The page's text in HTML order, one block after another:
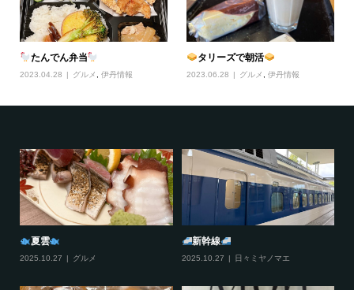
たんでん弁当
2023.04.28 グルメ 伊丹情報
タリーズで朝活
2023.06.28 グルメ ,伊丹情報
2025.10.27 2025.12.11 日々ミヤノマエ